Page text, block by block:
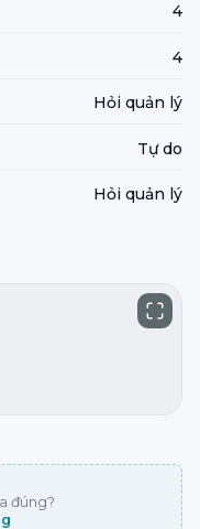
4
4
Hỏi quản lý
Tự do
Hỏi quản lý
đúng?